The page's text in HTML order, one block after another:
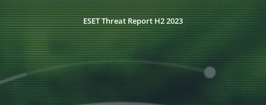
ESET Threat Report H2 2023